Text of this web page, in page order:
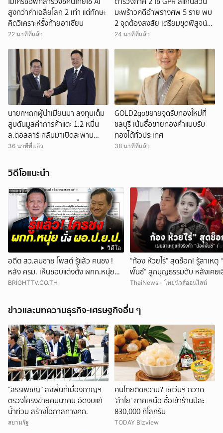
สูงกว่าค่าเฉลี่ยโลก 2 เท่า แต่ทักษะ
คิดวิเคราะห์รั้งท้ายอาเซียน
22 นาทีที่แล้ว
มะพร้าวคดีอำพรางศพ 5 ราย พบ
2 จุดต้องสงสัย เตรียมขุดพิสูจน์
ย้ำยังไม่ยืนยันพบศพเพิ่ม
24 นาทีที่แล้ว
นายกฯถกผู้นำเมียนมา ลงทุนเต็ม
สูบดันมูลค่าการค้าแตะ 1.2 หมื่น
ล.ดอลลาร์ กลับมาเปิดสะพาน
มิตรภาพ(แม่สอด)
36 นาทีที่แล้ว
GOLD2goขยายจุดรับทองใหม่ที่
ชลบุรี เน้นซื้อขายทองคำแบบรับ
ทองได้ทั่วประเทศ
38 นาทีที่แล้ว
วิดีโอแนะนำ
วิดีโอ
อดีต สว.สมชาย โพสต์ รู้แล้ว คนชง !
หลัง ครม. เห็นชอบแต่งตั้ง ผกก.หนุ่ย
นั่ง ผอ.สำนักงาน ป.ย.ป.
BRIGHTTV.CO.TH
“ก้อง ห้วยไร่” สุดช็อก! รู้สาเหตุ
พั๊นซ์“ ลูกบุญธรรมดับ หลังเคย
แม่เหตุตึกสตง.ถล่ม
ThaiNews - ไทยนิวส์ออนไลน์
ข่าวและบทความธุรกิจ-เศรษฐกิจอื่น ๆ
“สรรเพชญ” ลงพื้นที่เมื่องกาญฯ
ตรวจโครงข่ายคมนาคม อัดงบแก้
น้ำท่วม สร้างโอกาสทางศก.
สยามรัฐ
คนไทยติดหวาน? เซเว่นฯ กวาด
‘ลำไย’ ภาคเหนือ ซื้อเข้าร้านปีละ
830,000 กิโลกรัม
TODAY Bizview